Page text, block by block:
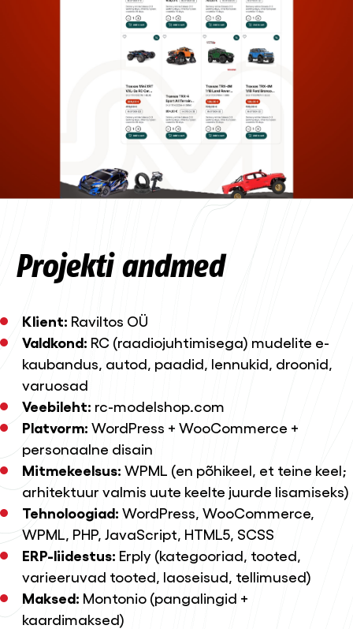
Projekti andmed
Klient: Raviltos OÜ
Valdkond: RC (raadiojuhtimisega) mudelite e-
kaubandus, autod, paadid, lennukid, droonid,
varuosad
Veebileht: rc-modelshop.com
Platvorm: WordPress + WooCommerce +
personaalne disain
Mitmekeelsus: WPML (en põhikeel, et teine keel;
arhitektuur valmis uute keelte juurde lisamiseks)
Tehnoloogiad: WordPress, WooCommerce,
WPML, PHP, JavaScript, HTML5, SCSS
ERP-liidestus: Erply (kategooriad, tooted,
varieeruvad tooted, laoseisud, tellimused)
Maksed: Montonio (pangalingid +
kaardimaksed)